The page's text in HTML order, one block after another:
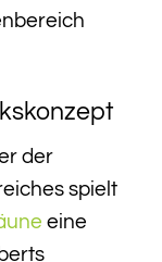
der
spielt
eine